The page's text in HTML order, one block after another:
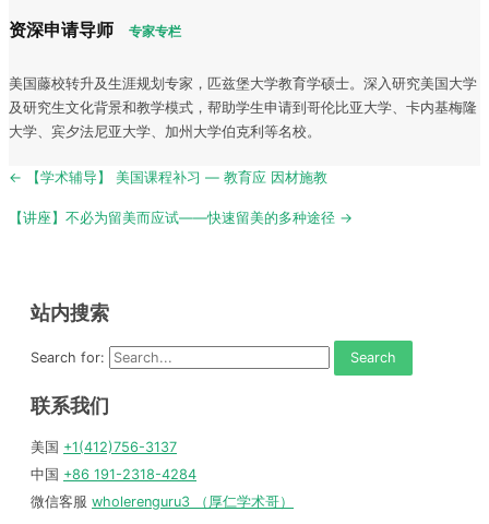
资深申请导师 专家专栏
美国藤校转升及生涯规划专家，匹兹堡大学教育学硕士。深入研究美国大学
及研究生文化背景和教学模式，帮助学生申请到哥伦比亚大学、卡内基梅隆
大学、宾夕法尼亚大学、加州大学伯克利等名校。
Post
← 【学术辅导】 美国课程补习 — 教育应 因材施教
【讲座】不必为留美而应试——快速留美的多种途径 →
站内搜索
Search for:
联系我们
美国 +1(412)756-3137
中国 +86 191-2318-4284
微信客服 wholerenguru3 （厚仁学术哥）